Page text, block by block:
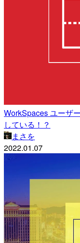
WorkSpaces ユーザ
している！？
まさを
2022.01.07